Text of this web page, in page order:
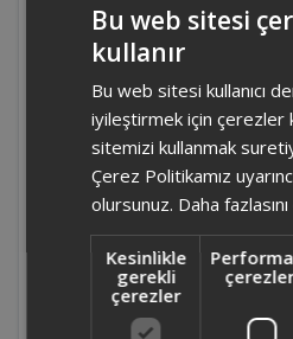
sonra cihaz kapanmasının
AR2076 - Arzum Airtasty
Fritözü'nün iç hazne
AR2076 - Arzum Airtasty
Fritözünün temizliği nasıl
AR2076 - Arzum Airtasty
Fritözü boyutları nedir?
Bu web sitesi
kullanır
Bu web sitesi kullanıcı
iyileştirmek için çerezler
sitemizi kullanmak
Çerez Politikamız
olursunuz. Daha
Kesinlikle
gerekli
çerezler